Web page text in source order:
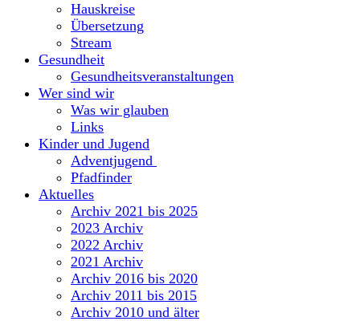
Hauskreise
Übersetzung
Stream
Gesundheit
Gesundheitsveranstaltungen
Wer sind wir
Was wir glauben
Links
Kinder und Jugend
Adventjugend
Pfadfinder
Aktuelles
Archiv 2021 bis 2025
2023 Archiv
2022 Archiv
2021 Archiv
Archiv 2016 bis 2020
Archiv 2011 bis 2015
Archiv 2010 und älter